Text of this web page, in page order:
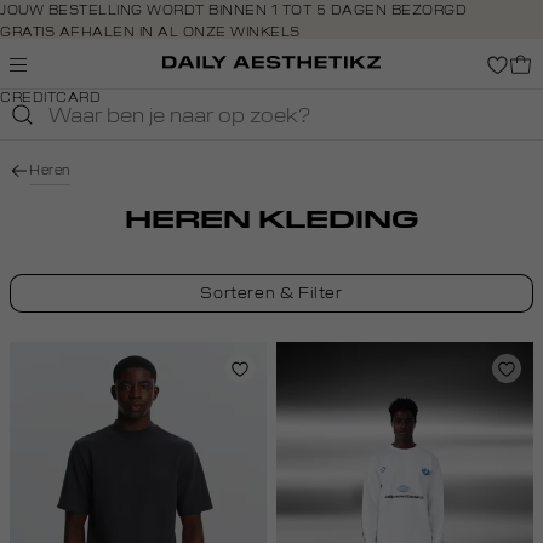
Navigeer
direct naar
de
Open de
direct
JOUW BESTELLING WORDT BINNEN 1 TOT 5 DAGEN BEZORGD
GRATIS AFHALEN IN AL ONZE WINKELS
GRATIS RETOURNEREN BINNEN 14 DAGEN IN DE WINKEL
BETAAL ZOALS JIJ WILT: O.A. IDEAL, RIVERTY, APPLE PAY &
CREDITCARD
Heren
HEREN KLEDING
Sorteren & Filter